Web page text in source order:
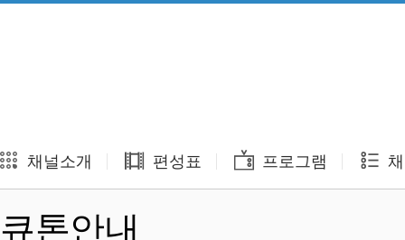
채널소개 편성표 프로그램
큐톤안내